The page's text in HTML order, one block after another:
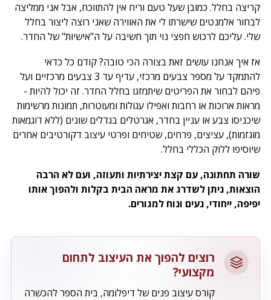
קריצה בחלל. כמובן שעל טעם וריח אין להתווכח, אבל אני ממליצה
לבחור אלמנטים שישרתו לי את האווירה שאני רוצה ליצור בחלל
שלי. עליכם לרכוש חפצי נוי תוך חשיבה על ה"אישיות" של החדר.
אז איך אנחנו עושים זאת בצורה הכי טובה? קודם כל כדאי
להתמקד על מספר צבעים מרכזי, עדיף עד 3 צבעים מרכזיים ועל
פיהם לבחור את הפריטים שיתמזגו בחלל החדר. זה יכול להיות -
מראות ארוכות או רחבות ואפילו עגולות ומעוטרות, תמונות מרשימות
שיכניסו צבע או עניין בחדר, אגרטלים בגדלים שונים (ללא דוגמאות
מוגזמות), עציצים, פרחים, שטיחים ופרטי עיצוב דקורטיבים אחרים
שיוסיפו ללוק הכללי בחלל.
שורה תחתונה, עם קצת יצירתיות ותעוזה, ועם לא הרבה
הוצאות, ניתן לשדרג את מראה הבית בקלות ולהפוך אותו
יפיפה, ייחודי, נעים ונוח למגורים.
רוצים להפוך את העיצוב לתחום
מקצועי?
קורס עיצוב פנים של דיפלומה, בית הספר להכשרה